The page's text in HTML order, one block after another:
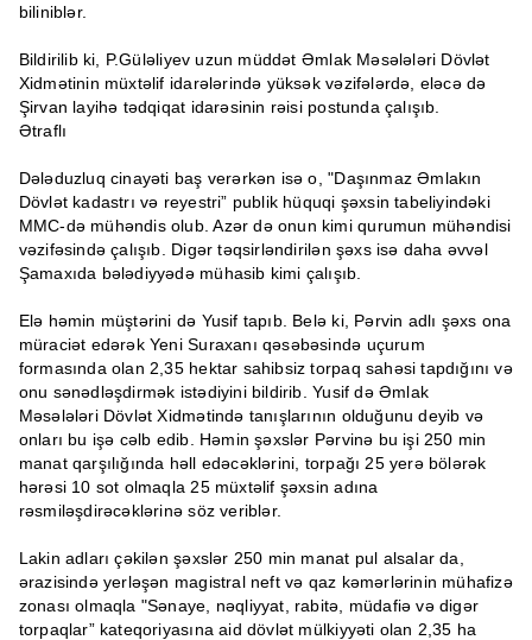
biliniblər.
Bildirilib ki, P.Güləliyev uzun müddət Əmlak Məsələləri Dövlət
Xidmətinin müxtəlif idarələrində yüksək vəzifələrdə, eləcə də
Şirvan layihə tədqiqat idarəsinin rəisi postunda çalışıb.
Ətraflı
Dələduzluq cinayəti baş verərkən isə o, "Daşınmaz Əmlakın
Dövlət kadastrı və reyestri” publik hüquqi şəxsin tabeliyindəki
MMC-də mühəndis olub. Azər də onun kimi qurumun mühəndisi
vəzifəsində çalışıb. Digər təqsirləndirilən şəxs isə daha əvvəl
Şamaxıda bələdiyyədə mühasib kimi çalışıb.
Elə həmin müştərini də Yusif tapıb. Belə ki, Pərvin adlı şəxs ona
müraciət edərək Yeni Suraxanı qəsəbəsində uçurum
formasında olan 2,35 hektar sahibsiz torpaq sahəsi tapdığını və
onu sənədləşdirmək istədiyini bildirib. Yusif də Əmlak
Məsələləri Dövlət Xidmətində tanışlarının olduğunu deyib və
onları bu işə cəlb edib. Həmin şəxslər Pərvinə bu işi 250 min
manat qarşılığında həll edəcəklərini, torpağı 25 yerə bölərək
hərəsi 10 sot olmaqla 25 müxtəlif şəxsin adına
rəsmiləşdirəcəklərinə söz veriblər.
Lakin adları çəkilən şəxslər 250 min manat pul alsalar da,
ərazisində yerləşən magistral neft və qaz kəmərlərinin mühafizə
zonası olmaqla "Sənaye, nəqliyyat, rabitə, müdafiə və digər
torpaqlar” kateqoriyasına aid dövlət mülkiyyəti olan 2,35 ha